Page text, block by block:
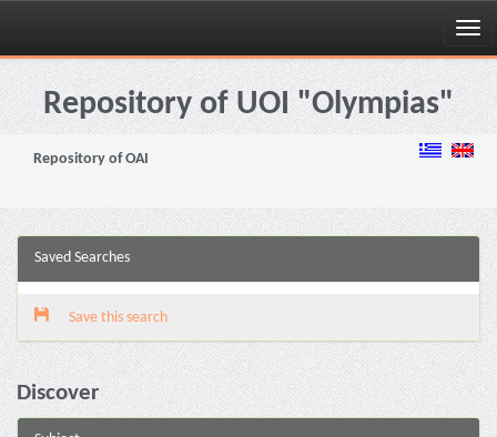
Skip
navigationRepository of UOI "Olympias"
Repository of OAI
Saved Searches
Save this search
Discover